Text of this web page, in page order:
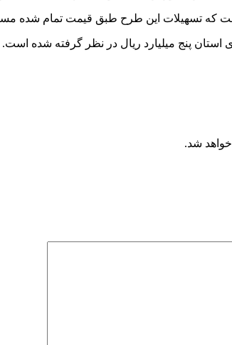
تسهیلات این طرح طبق قیمت تمام شده
شد.